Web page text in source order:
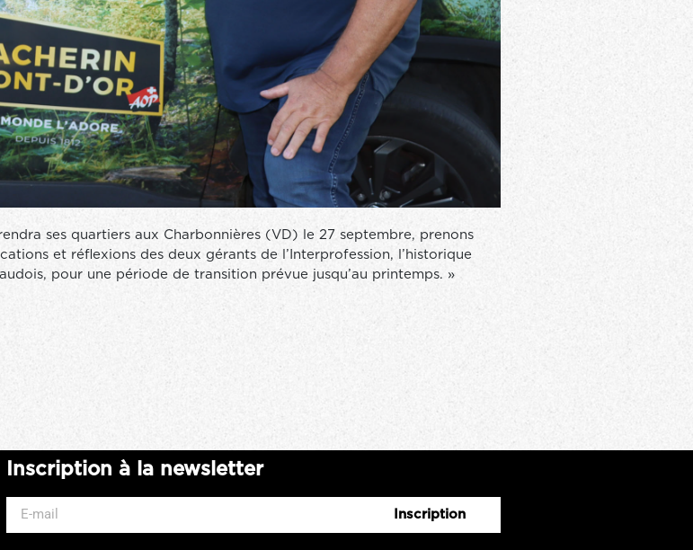
ses quartiers aux Charbonnières (VD) le 27 septembre, prenons
et réflexions des deux gérants de l’Interprofession, l’historique
pour une période de transition prévue jusqu’au printemps. »
Inscription à la newsletter
Inscription